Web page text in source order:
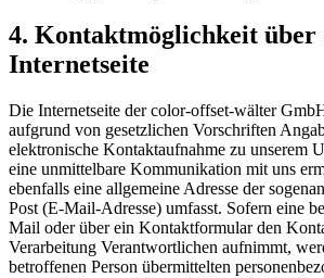
4. Kontaktmöglichkeit über
Internetseite
Die Internetseite der color-offset-wälter
aufgrund von gesetzlichen Vorschriften
elektronische Kontaktaufnahme zu unserem
eine unmittelbare Kommunikation mit uns
ebenfalls eine allgemeine Adresse der
Post (E-Mail-Adresse) umfasst. Sofern eine
Mail oder über ein Kontaktformular den
Verarbeitung Verantwortlichen aufnimmt,
betroffenen Person übermittelten